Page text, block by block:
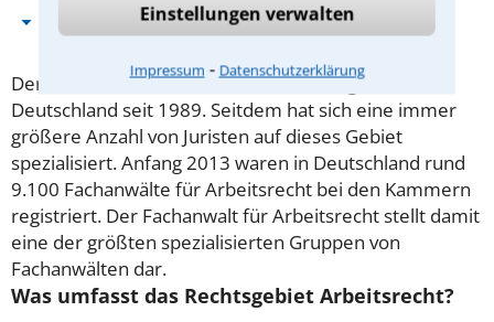
Einstellungen verwalten
Impressum ⁃ Datenschutzerklärung
Wie wird man Fachanwalt?
Den Titel „Fachanwalt für Arbeitsrecht“ gibt es in
Deutschland seit 1989. Seitdem hat sich eine immer
größere Anzahl von Juristen auf dieses Gebiet
spezialisiert. Anfang 2013 waren in Deutschland rund
9.100 Fachanwälte für Arbeitsrecht bei den Kammern
registriert. Der Fachanwalt für Arbeitsrecht stellt damit
eine der größten spezialisierten Gruppen von
Fachanwälten dar.
Was umfasst das Rechtsgebiet Arbeitsrecht?